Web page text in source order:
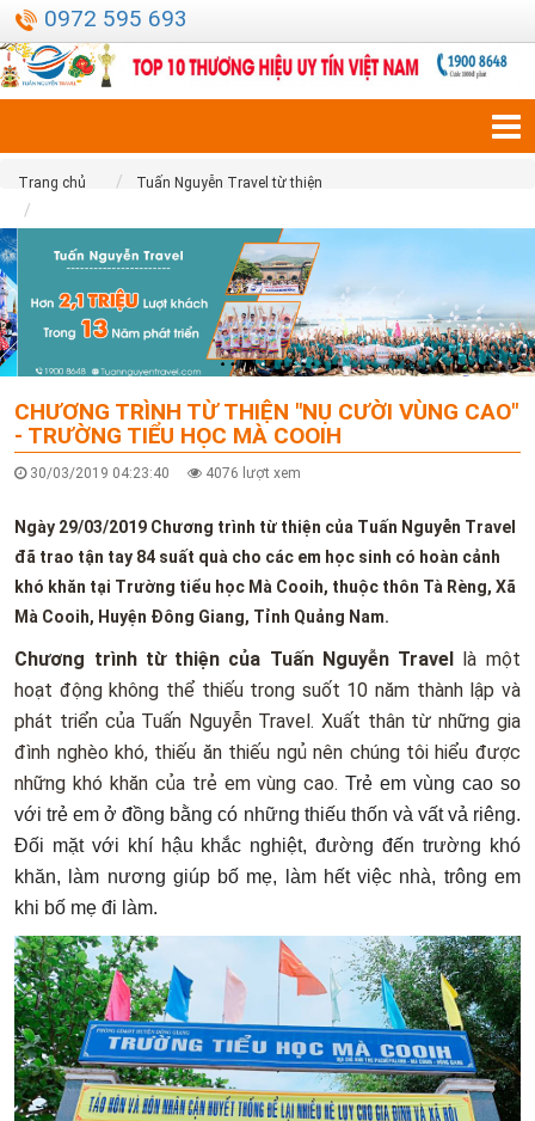
0972 595 693
Trang chủ Tuấn Nguyễn Travel từ thiện
Chương trình từ thiện "Nụ cười vùng cao" - Trường tiểu học Mà
Cooih
CHƯƠNG TRÌNH TỪ THIỆN "NỤ CƯỜI VÙNG CAO"
- TRƯỜNG TIỂU HỌC MÀ COOIH
30/03/2019 04:23:40 4076 lượt xem
Ngày 29/03/2019 Chương trình từ thiện của Tuấn Nguyễn Travel
đã trao tận tay 84 suất quà cho các em học sinh có hoàn cảnh
khó khăn tại Trường tiểu học Mà Cooih, thuộc thôn Tà Rèng, Xã
Mà Cooih, Huyện Đông Giang, Tỉnh Quảng Nam.
Chương trình từ thiện của Tuấn Nguyễn Travel
là một
hoạt động không thể thiếu trong suốt 10 năm thành lập và
phát triển của Tuấn Nguyễn Travel. Xuất thân từ những gia
đình nghèo khó, thiếu ăn thiếu ngủ nên chúng tôi hiểu được
những khó khăn của trẻ em vùng cao. Trẻ em vùng cao so
với trẻ em ở đồng bằng có những thiếu thốn và vất vả riêng.
Đối mặt với khí hậu khắc nghiệt, đường đến trường khó
khăn, làm nương giúp bố mẹ, làm hết việc nhà, trông em
khi bố mẹ đi làm.